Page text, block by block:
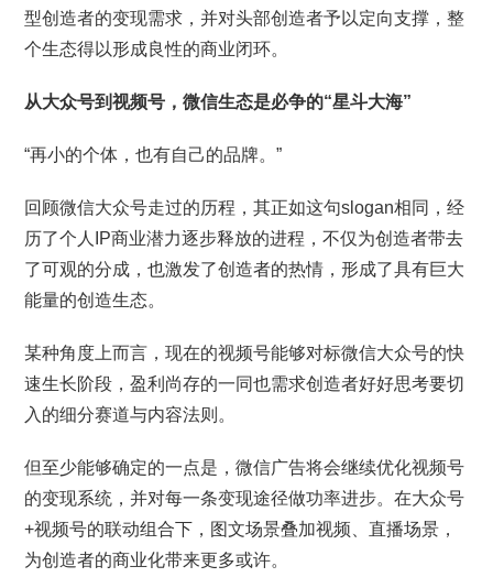
型创造者的变现需求，并对头部创造者予以定向支撑，整
个生态得以形成良性的商业闭环。
从大众号到视频号，微信生态是必争的“星斗大海”
“再小的个体，也有自己的品牌。”
回顾微信大众号走过的历程，其正如这句slogan相同，经
历了个人IP商业潜力逐步释放的进程，不仅为创造者带去
了可观的分成，也激发了创造者的热情，形成了具有巨大
能量的创造生态。
某种角度上而言，现在的视频号能够对标微信大众号的快
速生长阶段，盈利尚存的一同也需求创造者好好思考要切
入的细分赛道与内容法则。
但至少能够确定的一点是，微信广告将会继续优化视频号
的变现系统，并对每一条变现途径做功率进步。在大众号
+视频号的联动组合下，图文场景叠加视频、直播场景，
为创造者的商业化带来更多或许。